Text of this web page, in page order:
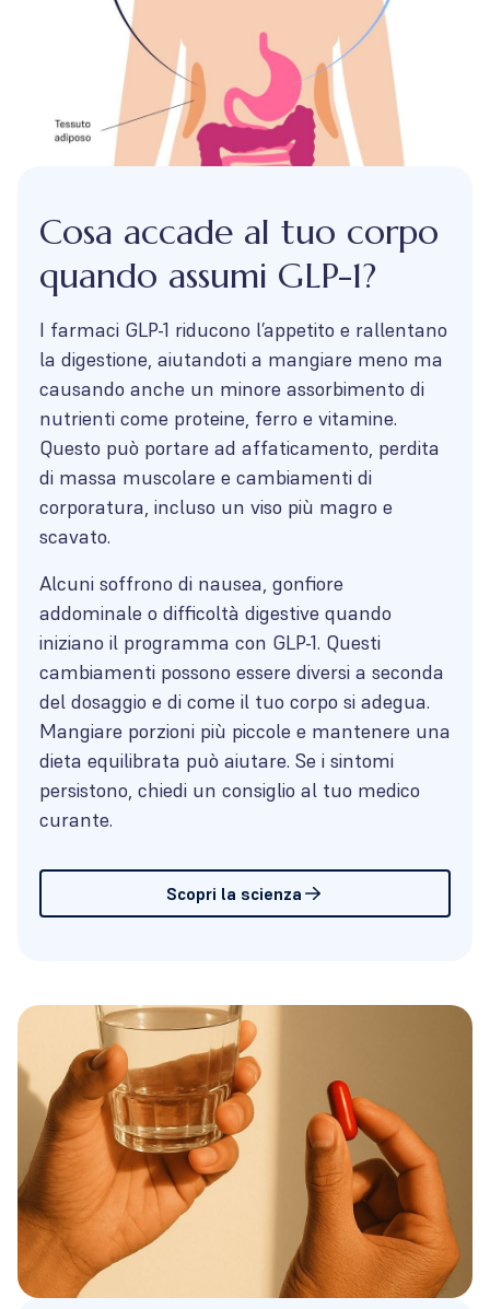
Cosa accade al tuo corpo
quando assumi GLP-1?
I farmaci GLP-1 riducono l’appetito e rallentano
la digestione, aiutandoti a mangiare meno ma
causando anche un minore assorbimento di
nutrienti come proteine, ferro e vitamine.
Questo può portare ad affaticamento, perdita
di massa muscolare e cambiamenti di
corporatura, incluso un viso più magro e
scavato.
Alcuni soffrono di nausea, gonfiore
addominale o difficoltà digestive quando
iniziano il programma con GLP-1. Questi
cambiamenti possono essere diversi a seconda
del dosaggio e di come il tuo corpo si adegua.
Mangiare porzioni più piccole e mantenere una
dieta equilibrata può aiutare. Se i sintomi
persistono, chiedi un consiglio al tuo medico
curante.
Scopri la scienza